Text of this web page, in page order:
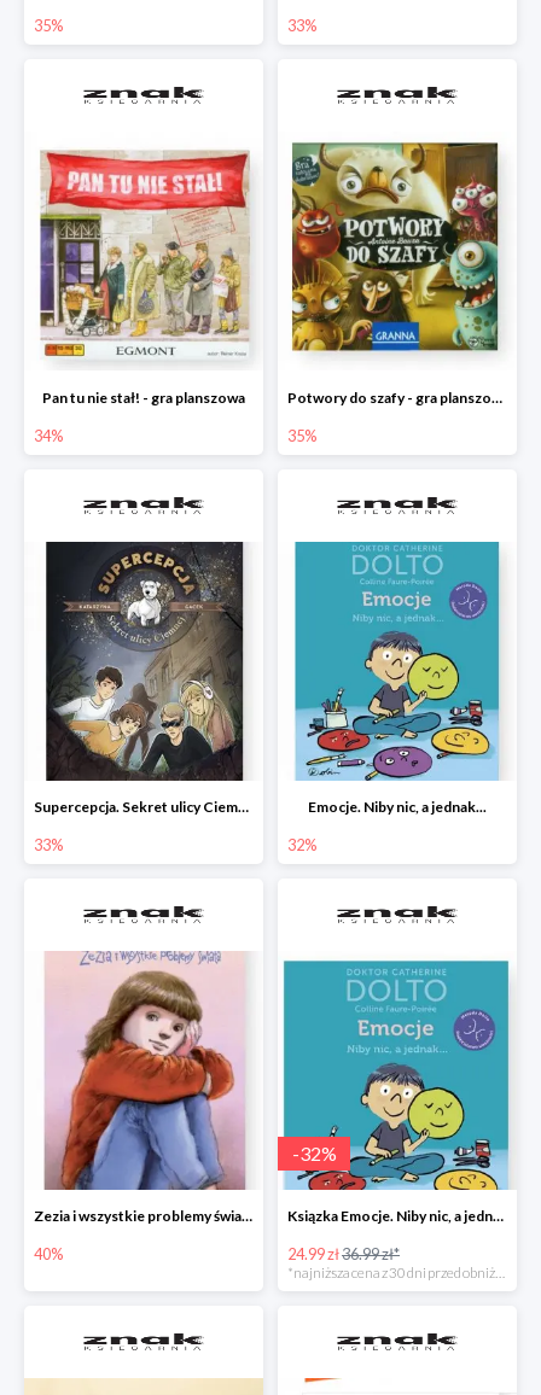
35% 33%
Pan tu nie stał! - gra planszowa
34%
Potwory do szafy - gra planszowa
35%
Supercepcja. Sekret ulicy Ciemnej
33%
Emocje. Niby nic, a jednak...
32%
Zezia i wszystkie problemy świata
40%
-32%
Ksiązka Emocje. Niby nic, a jednak... -32%
24.99 zł36.99 zł*
*najniższa cena z 30 dni przed obniżką